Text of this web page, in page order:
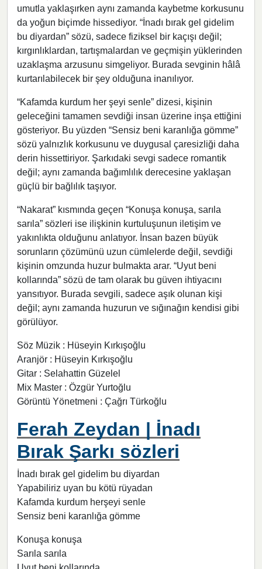
umutla yaklaşırken aynı zamanda kaybetme korkusunu
da yoğun biçimde hissediyor. “İnadı bırak gel gidelim
bu diyardan” sözü, sadece fiziksel bir kaçışı değil;
kırgınlıklardan, tartışmalardan ve geçmişin yüklerinden
uzaklaşma arzusunu simgeliyor. Burada sevginin hâlâ
kurtarılabilecek bir şey olduğuna inanılıyor.
“Kafamda kurdum her şeyi senle” dizesi, kişinin
geleceğini tamamen sevdiği insan üzerine inşa ettiğini
gösteriyor. Bu yüzden “Sensiz beni karanlığa gömme”
sözü yalnızlık korkusunu ve duygusal çaresizliği daha
derin hissettiriyor. Şarkıdaki sevgi sadece romantik
değil; aynı zamanda bağımlılık derecesine yaklaşan
güçlü bir bağlılık taşıyor.
“Nakarat” kısmında geçen “Konuşa konuşa, sarıla
sarıla” sözleri ise ilişkinin kurtuluşunun iletişim ve
yakınlıkta olduğunu anlatıyor. İnsan bazen büyük
sorunların çözümünü uzun cümlelerde değil, sevdiği
kişinin omzunda huzur bulmakta arar. “Uyut beni
kollarında” sözü de tam olarak bu güven ihtiyacını
yansıtıyor. Burada sevgili, sadece aşık olunan kişi
değil; aynı zamanda huzurun ve sığınağın kendisi gibi
görülüyor.
Söz Müzik : Hüseyin Kırkışoğlu
Aranjör : Hüseyin Kırkışoğlu
Gitar : Selahattin Güzelel
Mix Master : Özgür Yurtoğlu
Görüntü Yönetmeni : Çağrı Türkoğlu
Ferah Zeydan | İnadı
Bırak Şarkı sözleri
İnadı bırak gel gidelim bu diyardan
Yapabiliriz uyan bu kötü rüyadan
Kafamda kurdum herşeyi senle
Sensiz beni karanlığa gömme
Konuşa konuşa
Sarıla sarıla